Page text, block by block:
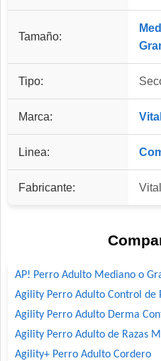
Tamaño:
Tipo:
Marca:
Linea:
Fabricante:
AP! Perro Adulto Mediano o
Agility Perro Adulto Control de
Agility Perro Adulto Derma
Agility Perro Adulto de Razas
Agility+ Perro Adulto Cordero